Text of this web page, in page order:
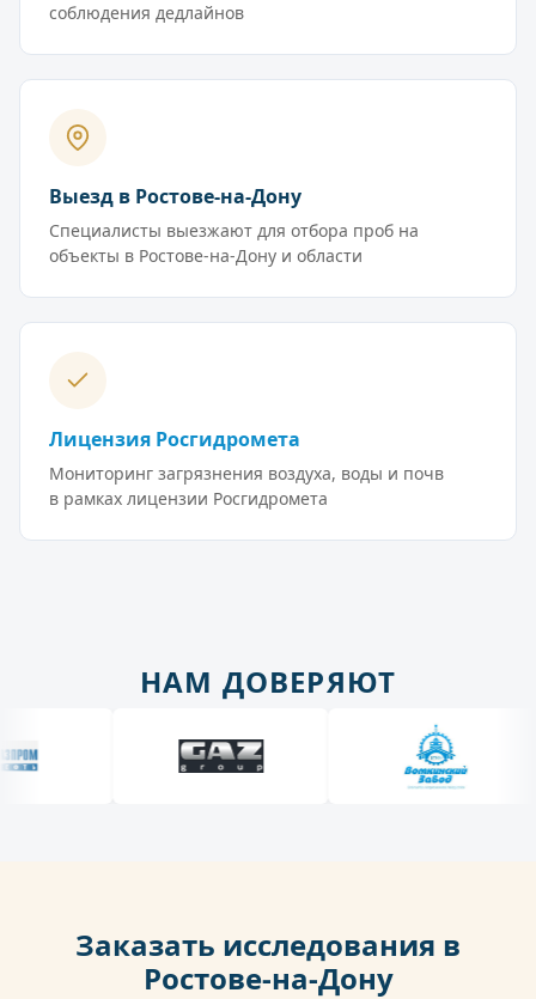
соблюдения дедлайнов
Выезд в Ростове-на-Дону
Специалисты выезжают для отбора проб на
объекты в Ростове-на-Дону и области
Лицензия Росгидромета
Мониторинг загрязнения воздуха, воды и почв
в рамках лицензии Росгидромета
НАМ ДОВЕРЯЮТ
Заказать исследования в
Ростове-на-Дону